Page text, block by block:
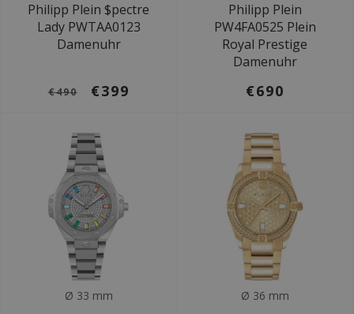
Philipp Plein $pectre
Lady PWTAA0123
Damenuhr
€490 €399
Philipp Plein
PW4FA0525 Plein
Royal Prestige
Damenuhr
€690
Ø 33 mm Ø 36 mm